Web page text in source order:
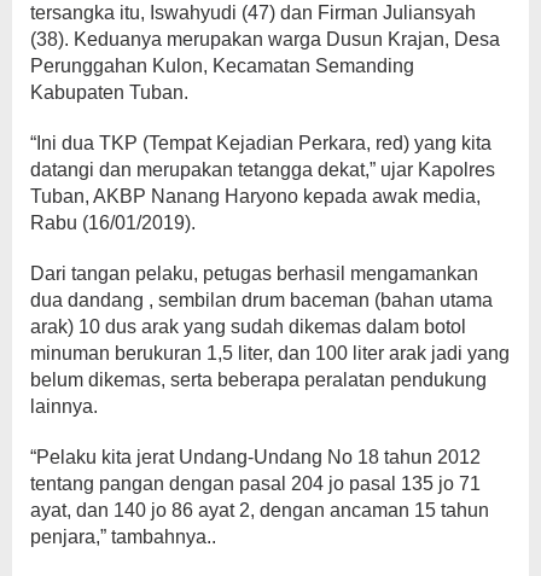
tersangka itu, Iswahyudi (47) dan Firman Juliansyah
(38). Keduanya merupakan warga Dusun Krajan, Desa
Perunggahan Kulon, Kecamatan Semanding
Kabupaten Tuban.
“Ini dua TKP (Tempat Kejadian Perkara, red) yang kita
datangi dan merupakan tetangga dekat,” ujar Kapolres
Tuban, AKBP Nanang Haryono kepada awak media,
Rabu (16/01/2019).
Dari tangan pelaku, petugas berhasil mengamankan
dua dandang , sembilan drum baceman (bahan utama
arak) 10 dus arak yang sudah dikemas dalam botol
minuman berukuran 1,5 liter, dan 100 liter arak jadi yang
belum dikemas, serta beberapa peralatan pendukung
lainnya.
“Pelaku kita jerat Undang-Undang No 18 tahun 2012
tentang pangan dengan pasal 204 jo pasal 135 jo 71
ayat, dan 140 jo 86 ayat 2, dengan ancaman 15 tahun
penjara,” tambahnya..